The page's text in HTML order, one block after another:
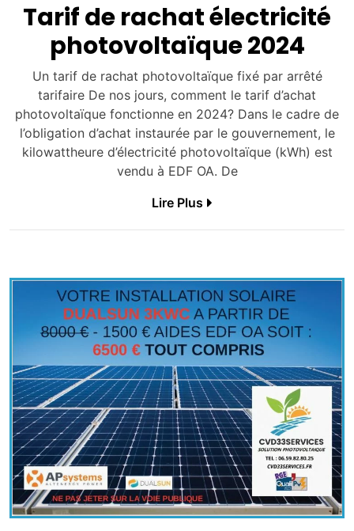
Tarif de rachat électricité
photovoltaïque 2024
Un tarif de rachat photovoltaïque fixé par arrêté
tarifaire De nos jours, comment le tarif d’achat
photovoltaïque fonctionne en 2024? Dans le cadre de
l’obligation d’achat instaurée par le gouvernement, le
kilowattheure d’électricité photovoltaïque (kWh) est
vendu à EDF OA. De
Lire Plus